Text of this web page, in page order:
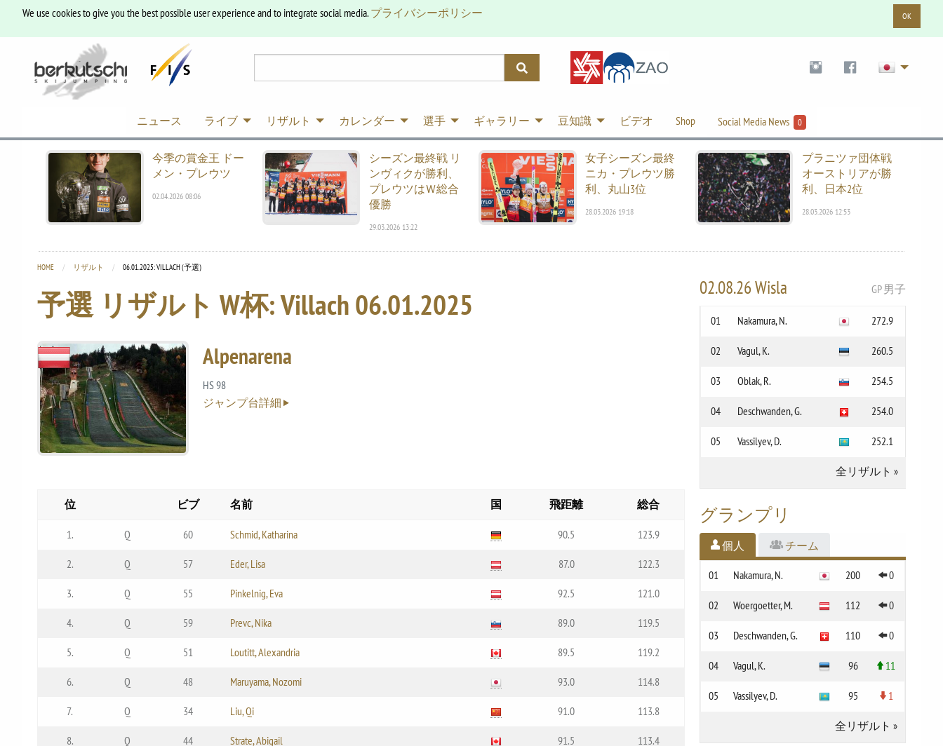
We use cookies to give you the best possible user experience and to integrate social media.プライバシーポリシー OK
ニュース ライブ リザルト カレンダー 選手 ギャラリー 豆知識 ビデオ Shop Social Media News 0
今季の賞金王 ドー
メン・プレウツ
02.04.2026 08:06
シーズン最終戦 リ
ンヴィクが勝利、
プレウツはＷ総合
優勝
29.03.2026 13:22
女子シーズン最終
ニカ・プレウツ勝
利、丸山3位
28.03.2026 19:18
プラニツァ団体戦
オーストリアが勝
利、日本2位
28.03.2026 12:53
HOME リザルト CURRENT:
06.01.2025: VILLACH (予選)
予選 リザルト W杯: Villach06.01.2025
Alpenarena
HS 98
ジャンプ台詳細
位 ビブ 名前 国 飛距離 総合
1. Q 60 Schmid, Katharina 90.5 123.9
2. Q 57 Eder, Lisa 87.0 122.3
3. Q 55 Pinkelnig, Eva 92.5 121.0
4. Q 59 Prevc, Nika 89.0 119.5
5. Q 51 Loutitt, Alexandria 89.5 119.2
6. Q 48 Maruyama, Nozomi 93.0 114.8
7. Q 34 Liu, Qi 91.0 113.8
8. Q 44 Strate, Abigail 91.5 113.4
02.08.26 Wisla GP 男子
01 Nakamura, N. 272.9
02 Vagul, K. 260.5
03 Oblak, R. 254.5
04 Deschwanden, G. 254.0
05 Vassilyev, D. 252.1
全リザルト »
グランプリ
個人 チーム
01 Nakamura, N. 200 0
02 Woergoetter, M. 112 0
03 Deschwanden, G. 110 0
04 Vagul, K. 96 11
05 Vassilyev, D. 95 1
全リザルト »